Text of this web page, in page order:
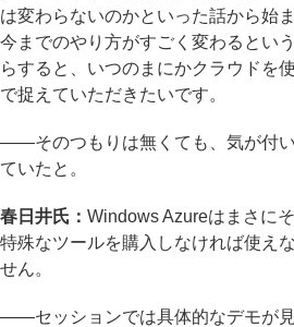
は変わらないのかといった話から始
今までのやり方がすごく変わるとい
らすると、いつのまにかクラウドを
で捉えていただきたいです。
――そのつもりは無くても、気が付
ていたと。
春日井氏： Windows Azureはまさに
特殊なツールを購入しなければ使え
せん。
――セッションでは具体的なデモが見